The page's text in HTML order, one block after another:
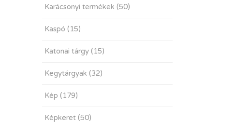
Karácsonyi termékek (50)
Kaspó (15)
Katonai tárgy (15)
Kegytárgyak (32)
Kép (179)
Képkeret (50)